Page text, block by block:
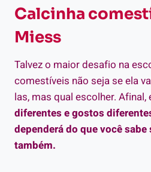
Calcinha
Miess
Talvez o maior desafio na
comestíveis não seja se ela
las, mas qual escolher. Afinal,
diferentes e gostos
dependerá do que você
também.